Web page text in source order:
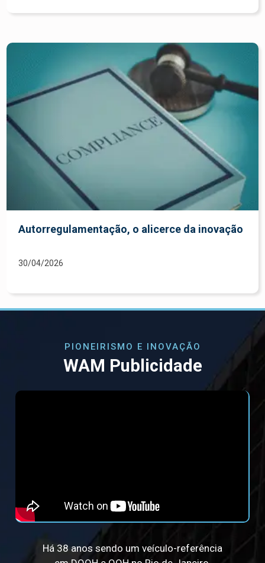
Autorregulamentação, o alicerce da inovação
30/04/2026
PIONEIRISMO E INOVAÇÃO
WAM Publicidade
Há 38 anos sendo um veículo-referência